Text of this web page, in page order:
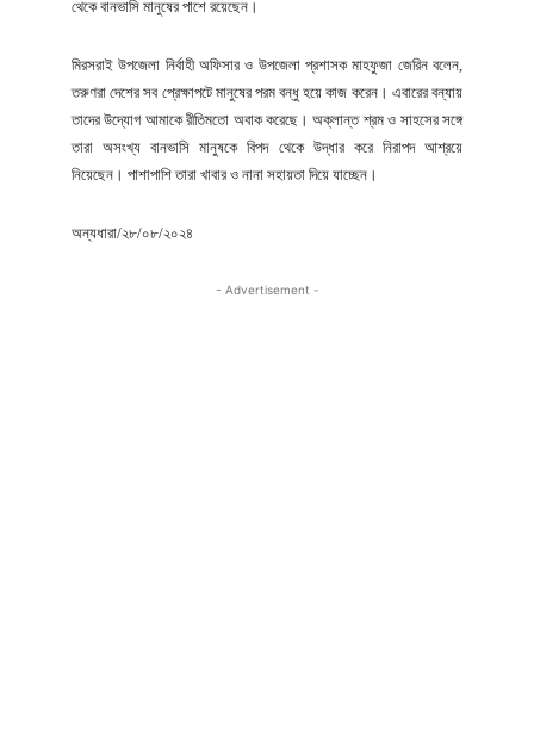
থেকে বানভাসি মানুষের পাশে রয়েছেন।
মিরসরাই উপজেলা নির্বাহী অফিসার ও উপজেলা প্রশাসক মাহফুজা জেরিন বলেন,
তরুণরা দেশের সব প্রেক্ষাপটে মানুষের পরম বন্ধু হয়ে কাজ করেন। এবারের বন্যায়
তাদের উদ্যোগ আমাকে রীতিমতো অবাক করেছে। অক্লান্ত শ্রম ও সাহসের সঙ্গে
তারা অসংখ্য বানভাসি মানুষকে বিপদ থেকে উদ্ধার করে নিরাপদ আশ্রয়ে
নিয়েছেন। পাশাপাশি তারা খাবার ও নানা সহায়তা দিয়ে যাচ্ছেন।
অন্যধারা/২৮/০৮/২০২৪
- Advertisement -